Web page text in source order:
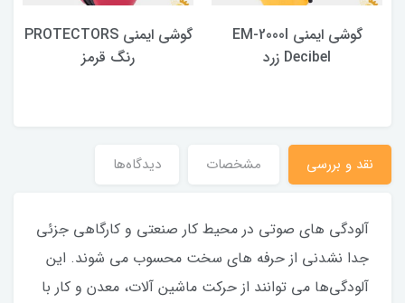
گوشی ایمنی EM-2000I
Decibel زرد
گوشی ایمنی PROTECTORS
رنگ قرمز
نقد و بررسی مشخصات دیدگاه‌ها
آلودگی های صوتی در محیط کار صنعتی و کارگاهی جزئی
جدا نشدنی از حرفه های سخت محسوب می شوند. این
آلودگی‌ها می توانند از حرکت ماشین آلات، معدن و کار با